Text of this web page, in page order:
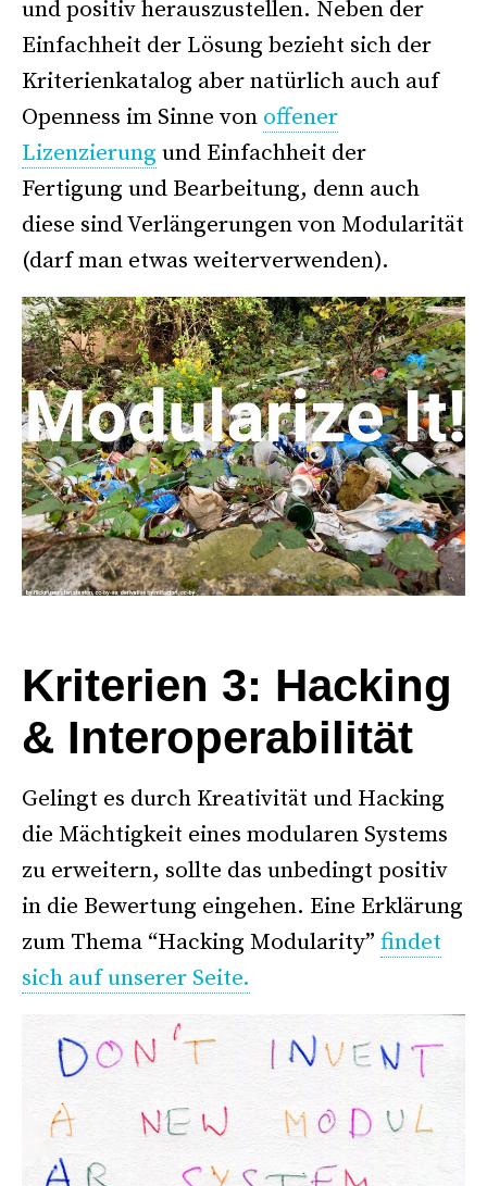
und positiv herauszustellen. Neben der
Einfachheit der Lösung bezieht sich der
Kriterienkatalog aber natürlich auch auf
Openness im Sinne von offener
Lizenzierung und Einfachheit der
Fertigung und Bearbeitung, denn auch
diese sind Verlängerungen von Modularität
(darf man etwas weiterverwenden).
Kriterien 3: Hacking
& Interoperabilität
Gelingt es durch Kreativität und Hacking
die Mächtigkeit eines modularen Systems
zu erweitern, sollte das unbedingt positiv
in die Bewertung eingehen. Eine Erklärung
zum Thema “Hacking Modularity” findet
sich auf unserer Seite.